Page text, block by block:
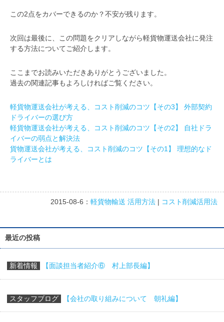
この2点をカバーできるのか？不安が残ります。
次回は最後に、この問題をクリアしながら軽貨物運送会社に発注
する方法についてご紹介します。
ここまでお読みいただきありがとうございました。
過去の関連記事もよろしければご覧ください。
軽貨物運送会社が考える、コスト削減のコツ【その3】 外部契約
ドライバーの選び方
軽貨物運送会社が考える、コスト削減のコツ【その2】 自社ドラ
イバーの弱点と解決法
貨物運送会社が考える、コスト削減のコツ【その1】 理想的なド
ライバーとは
2015-08-6： 軽貨物輸送 活用方法| コスト削減活用法
最近の投稿
新着情報 【面談担当者紹介⑥ 村上部長編】
スタッフブログ 【会社の取り組みについて 朝礼編】